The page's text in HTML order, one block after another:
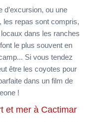
d’excursion, ou une
les repas sont compris,
dans les ranches
le plus souvent en
Si vous tendez
être les coyotes pour
dans un film de
!
et mer à Cactimar